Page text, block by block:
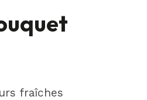
fraîches